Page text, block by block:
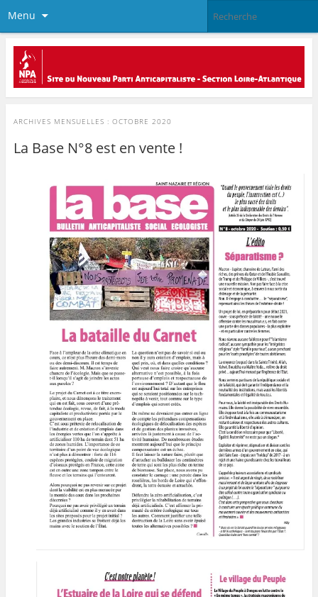
Menu
ARCHIVES MENSUELLES : OCTOBRE 2020
La Base N°8 est en vente !